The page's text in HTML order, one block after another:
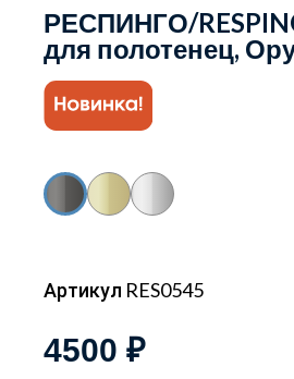
РЕСПИНГО/
для полотенец,
Артикул RES0545
4500 ₽